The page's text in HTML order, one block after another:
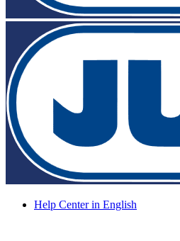
Help Center in English